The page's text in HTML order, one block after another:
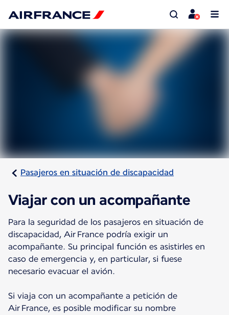
Pasajeros en situación de discapacidad
Viajar con un acompañante
Para la seguridad de los pasajeros en situación de
discapacidad, Air France podría exigir un
acompañante. Su principal función es asistirles en
caso de emergencia y, en particular, si fuese
necesario evacuar el avión.
Si viaja con un acompañante a petición de
Air France, es posible modificar su nombre